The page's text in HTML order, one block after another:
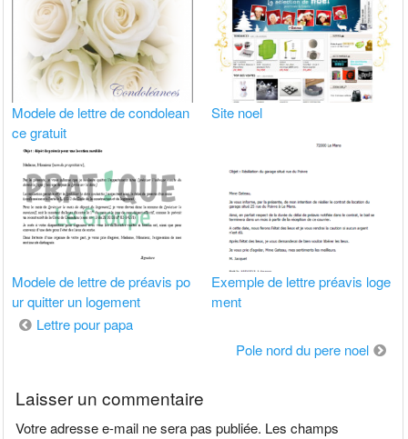
Modele de lettre de condolean
ce gratuit
Site noel
Modele de lettre de préavis po
ur quitter un logement
Exemple de lettre préavis loge
ment
Navigation
Lettre pour papa
Pole nord du pere noel
Laisser un commentaire
Votre adresse e-mail ne sera pas publiée. Les champs